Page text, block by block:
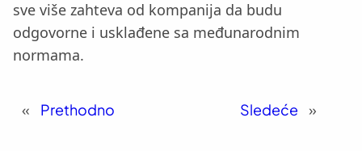
sve više zahteva od kompanija da budu
odgovorne i usklađene sa međunarodnim
normama.
« Prethodno Sledeće »